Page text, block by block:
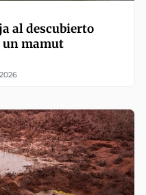
al descubierto
un mamut